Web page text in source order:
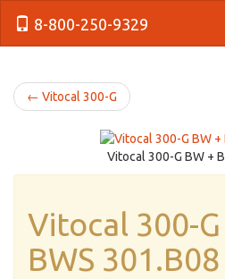
8-800-250-9329
← Vitocal 300-G
Vitocal 300-G BW +
Vitocal 300-G
BWS 301.B08